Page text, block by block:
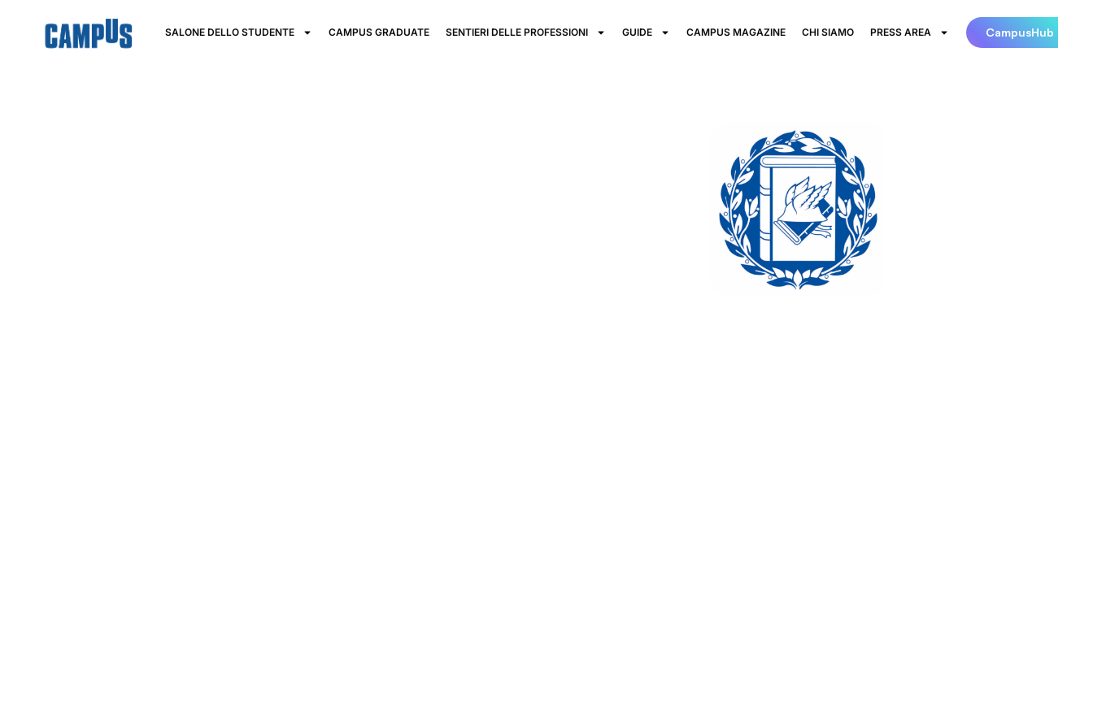
SALONE DELLO STUDENTE CAMPUS GRADUATE SENTIERI DELLE PROFESSIONI GUIDE CAMPUS MAGAZINE CHI SIAMO PRESS AREA CampusHub